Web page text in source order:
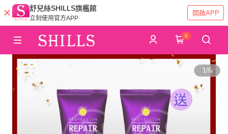
舒兒絲SHILLS旗艦館
立刻使用官方APP
開啟APP
0
1/6